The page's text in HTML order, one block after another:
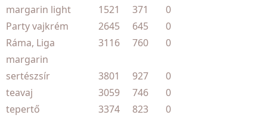
margarin light
1521 371
0
Party vajkrém
2645 645
0
Ráma, Liga
margarin
3116 760 0
sertészsír 3801 927
0
teavaj
3059 746
0
tepertő
3374 823
0